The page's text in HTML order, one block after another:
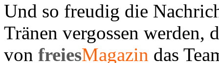
Und so freudig die
Tränen vergossen werden,
von freiesMagazin das